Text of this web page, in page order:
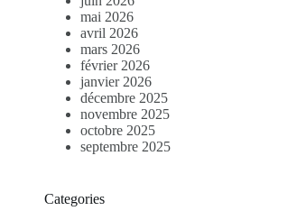
mai 2026
avril 2026
mars 2026
février 2026
janvier 2026
décembre 2025
novembre 2025
octobre 2025
septembre 2025
Categories